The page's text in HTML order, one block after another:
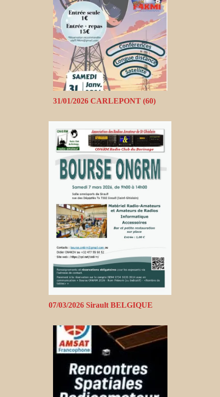
31/01/2026 CARLEPONT (60)
07/03/2026 Sirault BELGIQUE